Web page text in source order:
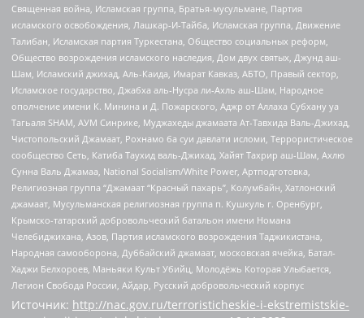
Священная война, Исламская группа, Братья-мусульмане, Партия
исламского освобождения, Лашкар-И-Тайба, Исламская группа, Движение
Талибан, Исламская партия Туркестана, Общество социальных реформ,
Общество возрождения исламского наследия, Дом двух святых, Джунд аш-
Шам, Исламский джихад, Аль-Каида, Имарат Кавказ, АБТО, Правый сектор,
Исламское государство, Джабха аль-Нусра ли-Ахль аш-Шам, Народное
ополчение имени К. Минина и Д. Пожарского, Аджр от Аллаха Субхану уа
Тагьаля SHAM, АУМ Синрике, Муджахеды джамаата Ат-Тавхида Валь-Джихад,
Чистопольский Джамаат, Рохнамо ба суи давлати исломи, Террористическое
сообщество Сеть, Катиба Таухид валь-Джихад, Хайят Тахрир аш-Шам, Ахлю
Сунна Валь Джамаа, National Socialism/White Power, Артподготовка,
Религиозная группа “Джамаат “Красный пахарь”, Колумбайн, Хатлонский
джамаат, Мусульманская религиозная группа п. Кушкуль г. Оренбург,
Крымско-татарский добровольческий батальон имени Номана
Челебиджихана, Азов, Партия исламского возрождения Таджикистана,
Народная самооборона, Дуббайский джамаат, московская ячейка, Батал-
Хаджи Белхороев, Маньяки Культ Убийц, Молодёжь Которая Улыбается,
Легион Свобода России, Айдар, Русский добровольческий корпус
Источник: http://nac.gov.ru/terroristicheskie-i-ekstremistskie-